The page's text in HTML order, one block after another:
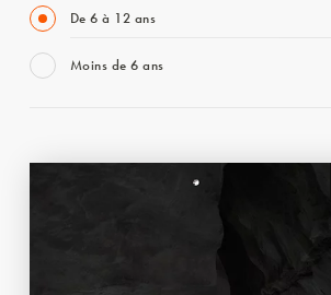
De 6 à 12 ans
Moins de 6 ans